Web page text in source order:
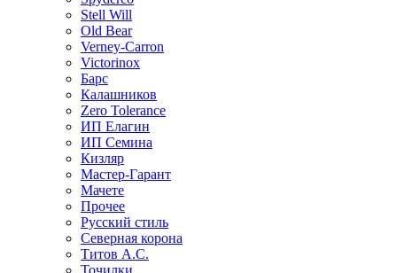
Stell Will
Old Bear
Verney-Carron
Victorinox
Барс
Калашников
Zero Tolerance
ИП Елагин
ИП Семина
Кизляр
Мастер-Гарант
Мачете
Прочее
Русский стиль
Северная корона
Титов А.С.
Точилки